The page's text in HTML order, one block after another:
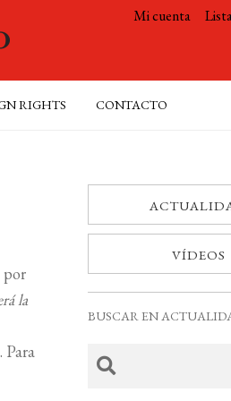
Mi cuenta
RIGHTS CONTACTO
por
la
VÍDEOS
BUSCAR EN